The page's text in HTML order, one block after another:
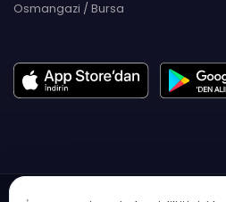
Osmangazi / Bursa